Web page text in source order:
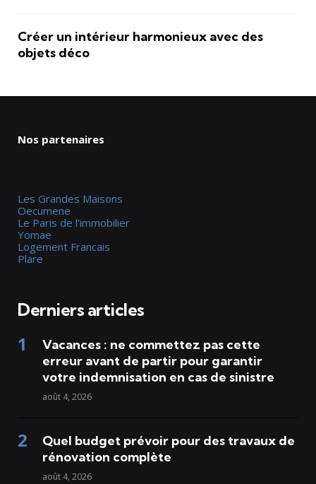
Créer un intérieur harmonieux avec des
objets déco
Nos partenaires
Les Grandes Maisons
Oecumene
Le Paris de l'immobilier
Yomae
Logement Francais
Plare
Derniers articles
Vacances : ne commettez pas cette
erreur avant de partir pour garantir
votre indemnisation en cas de sinistre
août 4, 2026
Quel budget prévoir pour des travaux de
rénovation complète
août 4, 2026